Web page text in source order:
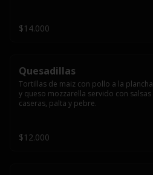
$14.000
Quesadillas
Tortillas de maiz con pollo a la plancha
y queso mozzarella servido con salsas
caseras, palta y pebre.
$12.000